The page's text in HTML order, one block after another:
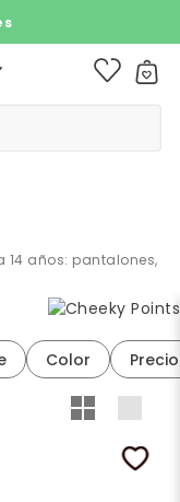
años: pantalones,
Color Precio